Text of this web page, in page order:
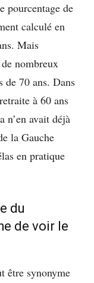
pourcentage de
calculé en
Mais
nombreux
de 70 ans. Dans
à 60 ans
n’en avait déjà
la Gauche
en pratique
du
de voir le
être synonyme